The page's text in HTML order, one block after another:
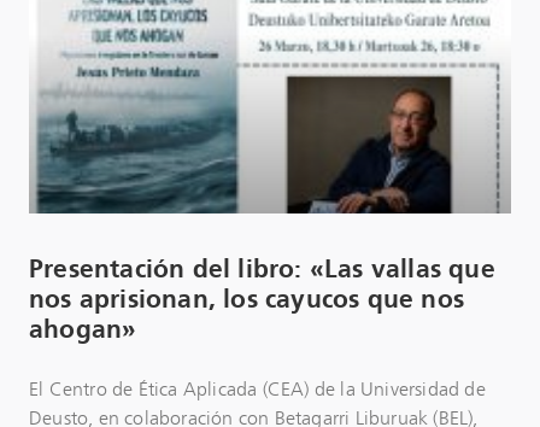
Presentación del libro: «Las vallas que
nos aprisionan, los cayucos que nos
ahogan»
El Centro de Ética Aplicada (CEA) de la Universidad de
Deusto, en colaboración con Betagarri Liburuak (BEL),